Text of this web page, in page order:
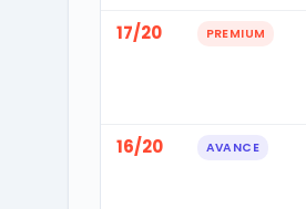
17/20 PREMIUM
16/20 AVANCE